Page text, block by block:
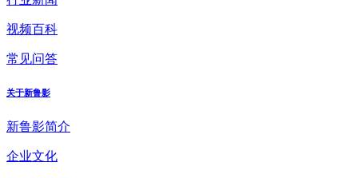
视频百科
常见问答
关于新鲁影
新鲁影简介
企业文化